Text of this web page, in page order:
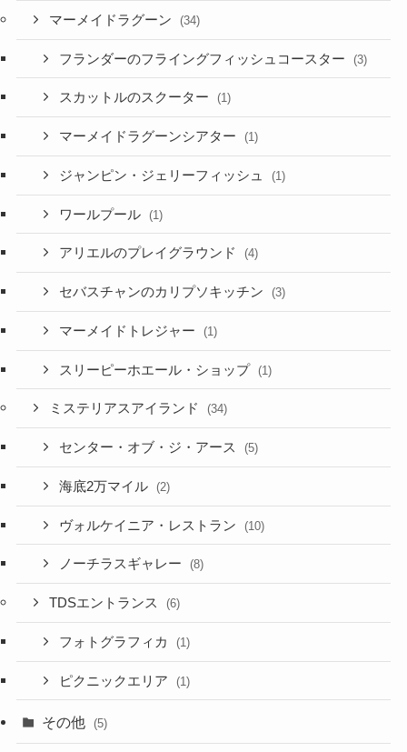
マーメイドラグーン (34)
フランダーのフライングフィッシュコースター (3)
スカットルのスクーター (1)
マーメイドラグーンシアター (1)
ジャンピン・ジェリーフィッシュ (1)
ワールプール (1)
アリエルのプレイグラウンド (4)
セバスチャンのカリプソキッチン (3)
マーメイドトレジャー (1)
スリーピーホエール・ショップ (1)
ミステリアスアイランド (34)
センター・オブ・ジ・アース (5)
海底2万マイル (2)
ヴォルケイニア・レストラン (10)
ノーチラスギャレー (8)
TDSエントランス (6)
フォトグラフィカ (1)
ピクニックエリア (1)
その他 (5)